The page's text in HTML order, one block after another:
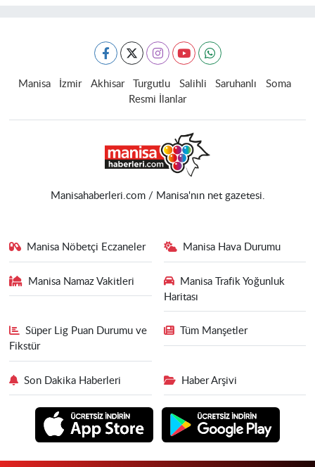
Manisa İzmir Akhisar Turgutlu Salihli Saruhanlı
Soma
Resmi İlanlar
Manisahaberleri.com / Manisa'nın net gazetesi.
Manisa Nöbetçi Eczaneler Manisa Hava Durumu
Manisa Namaz Vakitleri
Manisa Trafik Yoğunluk
Haritası
Süper Lig Puan Durumu ve
Fikstür
Tüm Manşetler
Son Dakika Haberleri Haber Arşivi